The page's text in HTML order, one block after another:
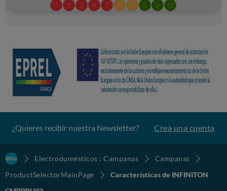
¿Quieres recibir nuestra Newsletter? Crea una cuenta
Electrodomésticos : Campanas
Campanas
ProductSelectorMainPage
Características de INFINITON